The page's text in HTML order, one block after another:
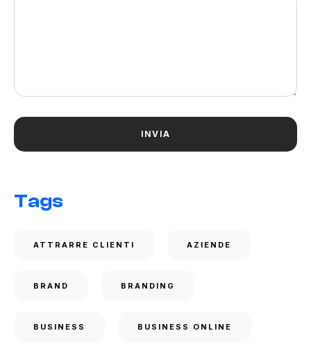
Tags
ATTRARRE CLIENTI AZIENDE
BRAND BRANDING
BUSINESS BUSINESS ONLINE